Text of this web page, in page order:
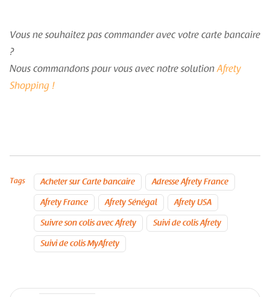
Vous ne souhaitez pas commander avec votre carte bancaire
?
Nous commandons pour vous avec notre solutionAfrety
Shopping !
Tags Acheter sur Carte bancaire Adresse Afrety France
Afrety France Afrety Sénégal Afrety USA
Suivre son colis avec Afrety Suivi de colis Afrety
Suivi de colis MyAfrety